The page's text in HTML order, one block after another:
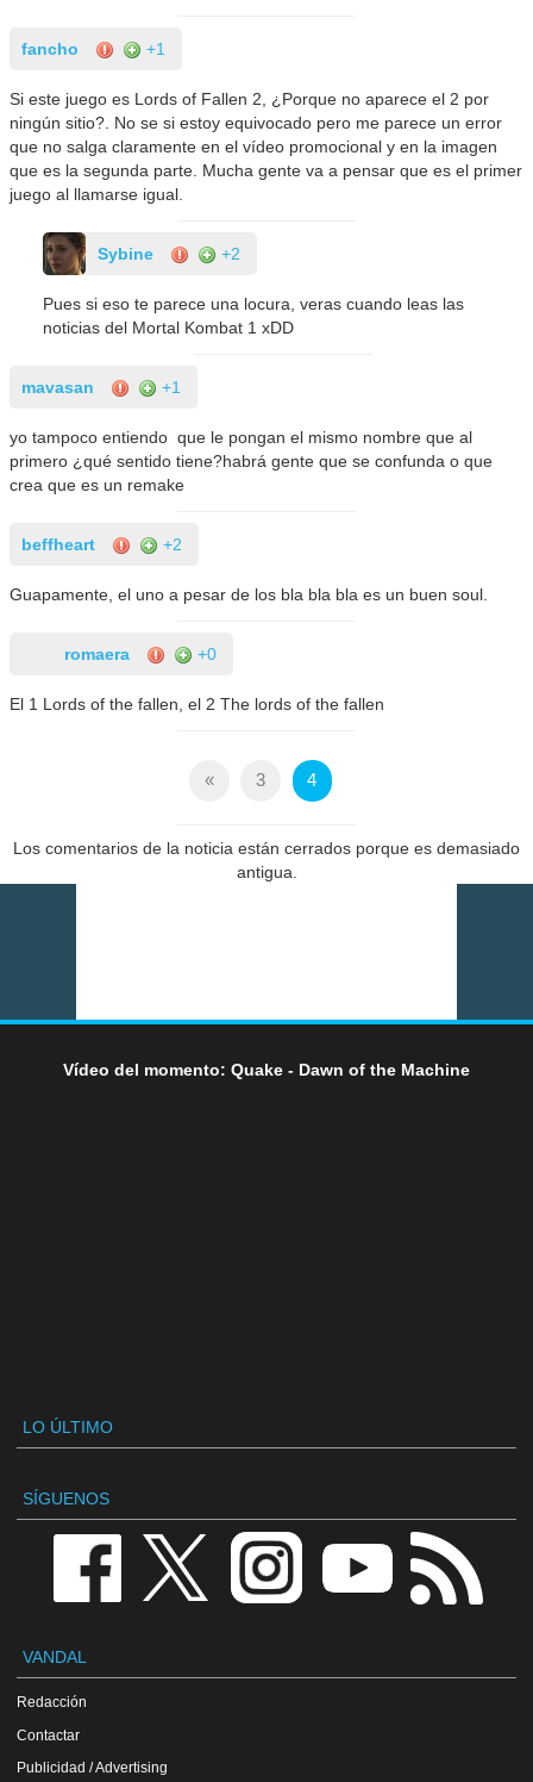
fancho +1
Si este juego es Lords of Fallen 2, ¿Porque no aparece el 2 por
ningún sitio?. No se si estoy equivocado pero me parece un error
que no salga claramente en el vídeo promocional y en la imagen
que es la segunda parte. Mucha gente va a pensar que es el primer
juego al llamarse igual.
Sybine +2
Pues si eso te parece una locura, veras cuando leas las
noticias del Mortal Kombat 1 xDD
mavasan +1
yo tampoco entiendo que le pongan el mismo nombre que al
primero ¿qué sentido tiene?habrá gente que se confunda o que
crea que es un remake
beffheart +2
Guapamente, el uno a pesar de los bla bla bla es un buen soul.
romaera +0
El 1 Lords of the fallen, el 2 The lords of the fallen
« 3 4
Los comentarios de la noticia están cerrados porque es demasiado
antigua.
Vídeo del momento: Quake - Dawn of the Machine
LO ÚLTIMO
SÍGUENOS
VANDAL
Redacción
Contactar
Publicidad / Advertising